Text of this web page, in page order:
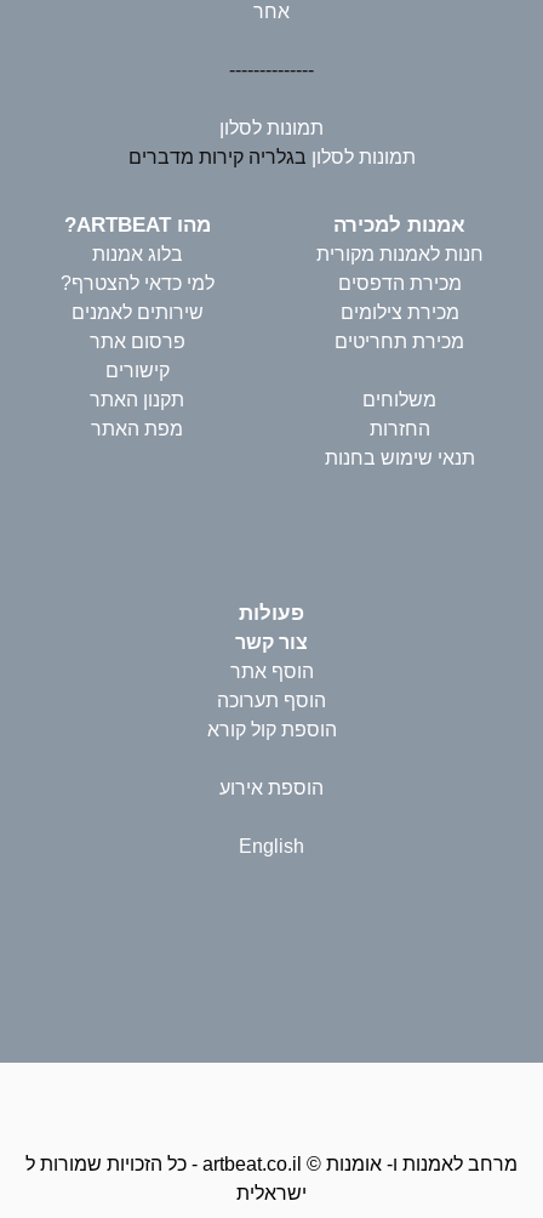
אחר
--------------
תמונות לסלון
תמונות לסלון בגלריה קירות מדברים
אמנות למכירה
חנות לאמנות מקורית
מכירת הדפסים
מכירת צילומים
מכירת תחריטים
משלוחים
החזרות
תנאי שימוש בחנות
מהו ARTBEAT?
בלוג אמנות
למי כדאי להצטרף?
שירותים לאמנים
פרסום אתר
קישורים
תקנון האתר
מפת האתר
פעולות
צור קשר
הוסף אתר
הוסף תערוכה
הוספת קול קורא
הוספת אירוע
English
כל הזכויות שמורות ל - artbeat.co.il © מרחב לאמנות ו- אומנות
ישראלית